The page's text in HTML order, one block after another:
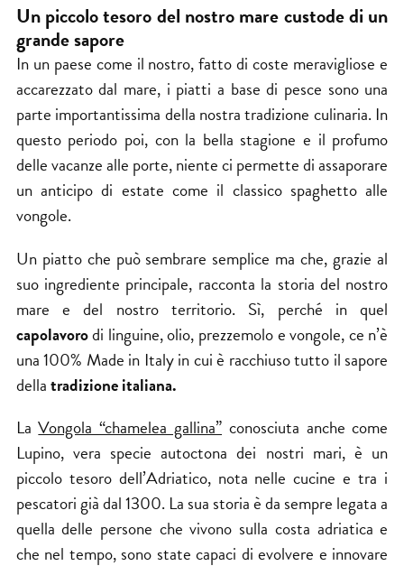
Un piccolo tesoro del nostro mare custode di un
grande sapore
In un paese come il nostro, fatto di coste meravigliose e
accarezzato dal mare, i piatti a base di pesce sono una
parte importantissima della nostra tradizione culinaria. In
questo periodo poi, con la bella stagione e il profumo
delle vacanze alle porte, niente ci permette di assaporare
un anticipo di estate come il classico spaghetto alle
vongole.
Un piatto che può sembrare semplice ma che, grazie al
suo ingrediente principale, racconta la storia del nostro
mare e del nostro territorio. Sì, perché in quel
capolavorodi linguine, olio, prezzemolo e vongole, ce n’è
una 100% Made in Italy in cui è racchiuso tutto il sapore
dellatradizione italiana.
LaVongola “chamelea gallina” conosciuta anche come
Lupino, vera specie autoctona dei nostri mari, è un
piccolo tesoro dell’Adriatico, nota nelle cucine e tra i
pescatori già dal 1300. La sua storia è da sempre legata a
quella delle persone che vivono sulla costa adriatica e
che nel tempo, sono state capaci di evolvere e innovare